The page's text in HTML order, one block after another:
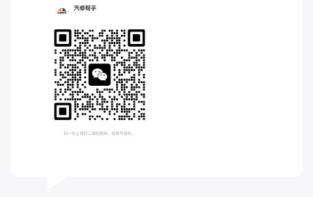
长安-跨越
D
DS
DS
DS-进口
东南